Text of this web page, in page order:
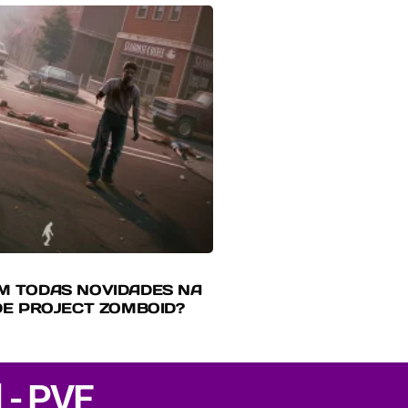
TODAS NOVIDADES NA
PROJECT ZOMBOID?